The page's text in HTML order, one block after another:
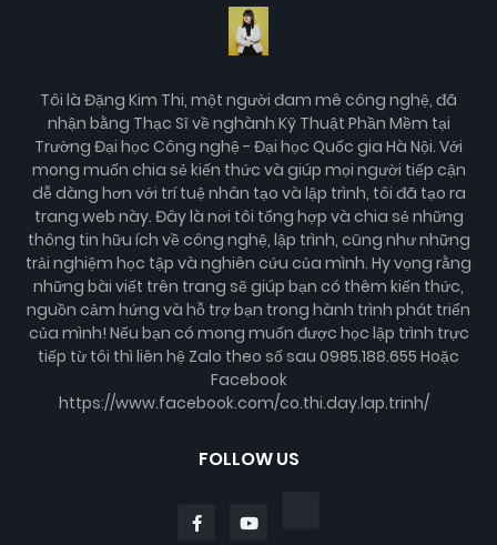
Tôi là Đặng Kim Thi, một người đam mê công nghệ, đã
nhận bằng Thạc Sĩ về nghành Kỹ Thuật Phần Mềm tại
Trường Đại học Công nghệ - Đại học Quốc gia Hà Nội. Với
mong muốn chia sẻ kiến thức và giúp mọi người tiếp cận
dễ dàng hơn với trí tuệ nhân tạo và lập trình, tôi đã tạo ra
trang web này. Đây là nơi tôi tổng hợp và chia sẻ những
thông tin hữu ích về công nghệ, lập trình, cũng như những
trải nghiệm học tập và nghiên cứu của mình. Hy vọng rằng
những bài viết trên trang sẽ giúp bạn có thêm kiến thức,
nguồn cảm hứng và hỗ trợ bạn trong hành trình phát triển
của mình! Nếu bạn có mong muốn được học lập trình trực
tiếp từ tôi thì liên hệ Zalo theo số sau 0985.188.655 Hoặc
Facebook
https://www.facebook.com/co.thi.day.lap.trinh/
FOLLOW US